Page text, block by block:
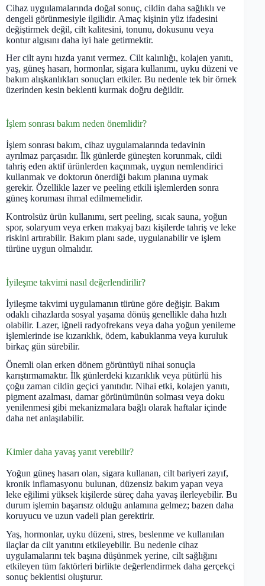
Cihaz uygulamalarında doğal sonuç, cildin daha sağlıklı ve
dengeli görünmesiyle ilgilidir. Amaç kişinin yüz ifadesini
değiştirmek değil, cilt kalitesini, tonunu, dokusunu veya
kontur algısını daha iyi hale getirmektir.
Her cilt aynı hızda yanıt vermez. Cilt kalınlığı, kolajen yanıtı,
yaş, güneş hasarı, hormonlar, sigara kullanımı, uyku düzeni ve
bakım alışkanlıkları sonuçları etkiler. Bu nedenle tek bir örnek
üzerinden kesin beklenti kurmak doğru değildir.
İşlem sonrası bakım neden önemlidir?
İşlem sonrası bakım, cihaz uygulamalarında tedavinin
ayrılmaz parçasıdır. İlk günlerde güneşten korunmak, cildi
tahriş eden aktif ürünlerden kaçınmak, uygun nemlendirici
kullanmak ve doktorun önerdiği bakım planına uymak
gerekir. Özellikle lazer ve peeling etkili işlemlerden sonra
güneş koruması ihmal edilmemelidir.
Kontrolsüz ürün kullanımı, sert peeling, sıcak sauna, yoğun
spor, solaryum veya erken makyaj bazı kişilerde tahriş ve leke
riskini artırabilir. Bakım planı sade, uygulanabilir ve işlem
türüne uygun olmalıdır.
İyileşme takvimi nasıl değerlendirilir?
İyileşme takvimi uygulamanın türüne göre değişir. Bakım
odaklı cihazlarda sosyal yaşama dönüş genellikle daha hızlı
olabilir. Lazer, iğneli radyofrekans veya daha yoğun yenileme
işlemlerinde ise kızarıklık, ödem, kabuklanma veya kuruluk
birkaç gün sürebilir.
Önemli olan erken dönem görüntüyü nihai sonuçla
karıştırmamaktır. İlk günlerdeki kızarıklık veya pütürlü his
çoğu zaman cildin geçici yanıtıdır. Nihai etki, kolajen yanıtı,
pigment azalması, damar görünümünün solması veya doku
yenilenmesi gibi mekanizmalara bağlı olarak haftalar içinde
daha net anlaşılabilir.
Kimler daha yavaş yanıt verebilir?
Yoğun güneş hasarı olan, sigara kullanan, cilt bariyeri zayıf,
kronik inflamasyonu bulunan, düzensiz bakım yapan veya
leke eğilimi yüksek kişilerde süreç daha yavaş ilerleyebilir. Bu
durum işlemin başarısız olduğu anlamına gelmez; bazen daha
koruyucu ve uzun vadeli plan gerektirir.
Yaş, hormonlar, uyku düzeni, stres, beslenme ve kullanılan
ilaçlar da cilt yanıtını etkileyebilir. Bu nedenle cihaz
uygulamalarını tek başına düşünmek yerine, cilt sağlığını
etkileyen tüm faktörleri birlikte değerlendirmek daha gerçekçi
sonuç beklentisi oluşturur.